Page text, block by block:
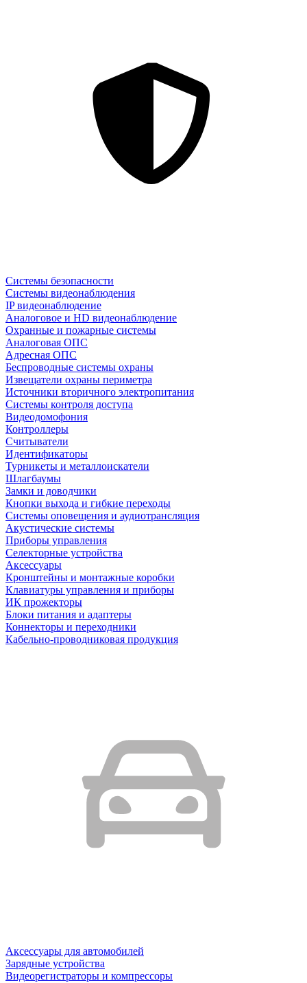
Системы безопасности
Системы видеонаблюдения
IP видеонаблюдение
Аналоговое и HD видеонаблюдение
Охранные и пожарные системы
Аналоговая ОПС
Адресная ОПС
Беспроводные системы охраны
Извещатели охраны периметра
Источники вторичного электропитания
Системы контроля доступа
Видеодомофония
Контроллеры
Считыватели
Идентификаторы
Турникеты и металлоискатели
Шлагбаумы
Замки и доводчики
Кнопки выхода и гибкие переходы
Системы оповещения и аудиотрансляция
Акустические системы
Приборы управления
Селекторные устройства
Аксессуары
Кронштейны и монтажные коробки
Клавиатуры управления и приборы
ИК прожекторы
Блоки питания и адаптеры
Коннекторы и переходники
Кабельно-проводниковая продукция
Аксессуары для автомобилей
Зарядные устройства
Видеорегистраторы и компрессоры